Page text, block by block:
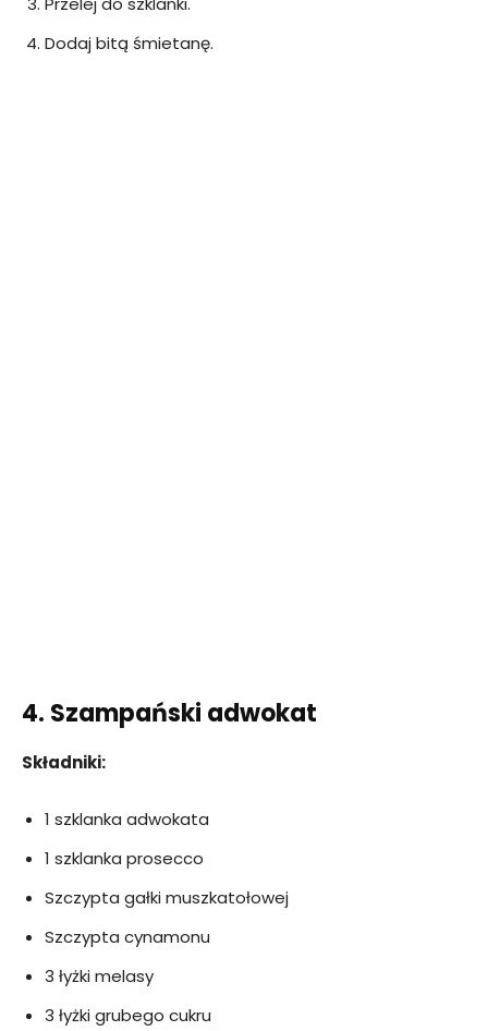
Dodaj bitą śmietanę.
4. Szampański adwokat
Składniki:
1 szklanka adwokata
1 szklanka prosecco
Szczypta gałki muszkatołowej
Szczypta cynamonu
3 łyżki melasy
3 łyżki grubego cukru